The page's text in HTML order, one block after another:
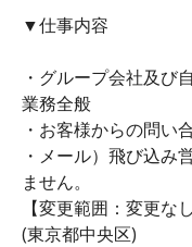
▼仕事内容
・グループ会社及び
業務全般
・お客様からの問い
・メール）飛び込み
ません。
【変更範囲：変更なし
(東京都中央区)